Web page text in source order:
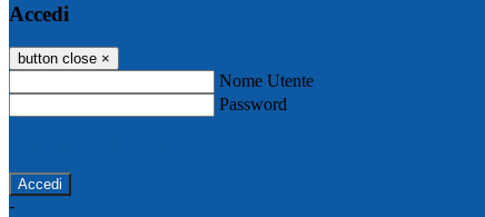
Accedi
button close ×
Nome Utente
Password
-